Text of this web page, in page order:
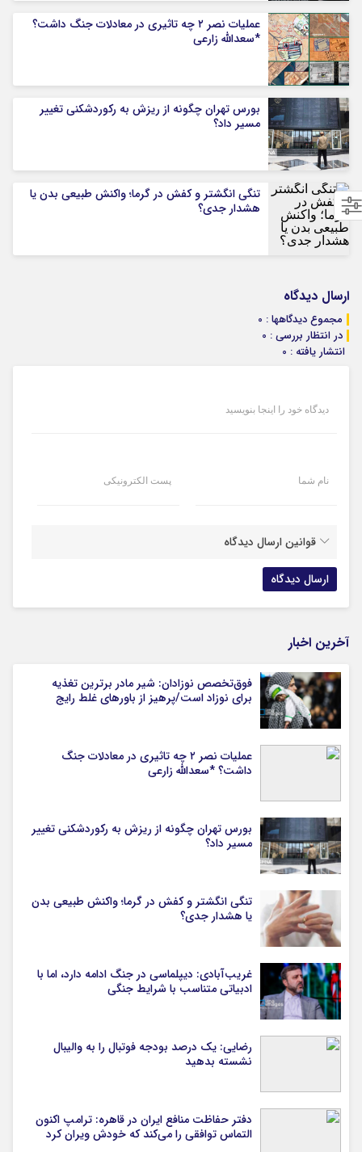
عملیات نصر ۲ چه تاثیری در معادلات جنگ داشت؟
*سعدالله زارعی
بورس تهران چگونه از ریزش به رکوردشکنی تغییر
مسیر داد؟
تنگی انگشتر و کفش در گرما؛ واکنش طبیعی بدن یا
هشدار جدی؟
ارسال دیدگاه
مجموع دیدگاهها : 0
در انتظار بررسی : 0
انتشار یافته : 0
دیدگاه خود را اینجا بنویسید
نام شما پست الکترونیکی
قوانین ارسال دیدگاه
آخرین اخبار
فوق‌تخصص نوزادان: شیر مادر برترین تغذیه
برای نوزاد است/پرهیز از باورهای غلط رایج
عملیات نصر ۲ چه تاثیری در معادلات جنگ
داشت؟ *سعدالله زارعی
بورس تهران چگونه از ریزش به رکوردشکنی تغییر
مسیر داد؟
تنگی انگشتر و کفش در گرما؛ واکنش طبیعی بدن
یا هشدار جدی؟
غریب‌آبادی: دیپلماسی در جنگ ادامه دارد، اما با
ادبیاتی متناسب با شرایط جنگی
رضایی: یک درصد بودجه فوتبال را به والیبال
نشسته بدهید
دفتر حفاظت منافع ایران در قاهره: ترامپ اکنون
التماس توافقی را می‌کند که خودش ویران کرد